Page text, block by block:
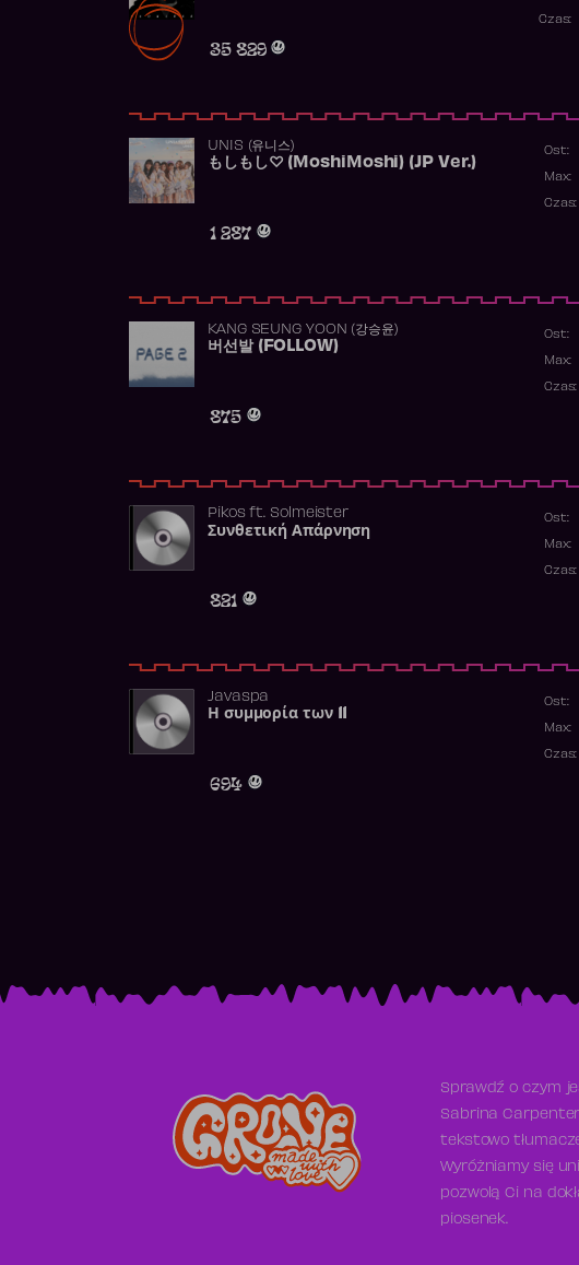
35 829
Czas:
UNIS (유니스)
もしもし♡ (MoshiMoshi) (JP Ver.)
1 287
Ost:
Max:
Czas:
KANG SEUNG YOON (강승윤)
버선발 (FOLLOW)
875
Ost:
Max:
Czas:
Pikosft. Solmeister
Συνθετική Απάρνηση
821
Ost:
Max:
Czas:
Javaspa
Η συμμορία των 11
694
Ost:
Max:
Czas:
Sprawdź o czym
Sabrina
tekstowo
Wyróżniamy się
pozwolą Ci na
piosenek.